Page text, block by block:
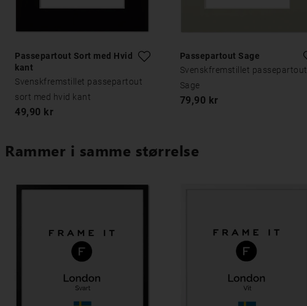
Passepartout Sort med Hvid
kant
Svenskfremstillet passepartout
sort med hvid kant
49,90 kr
Passepartout Sage
Svenskfremstillet passepartout
Sage
79,90 kr
Rammer i samme størrelse